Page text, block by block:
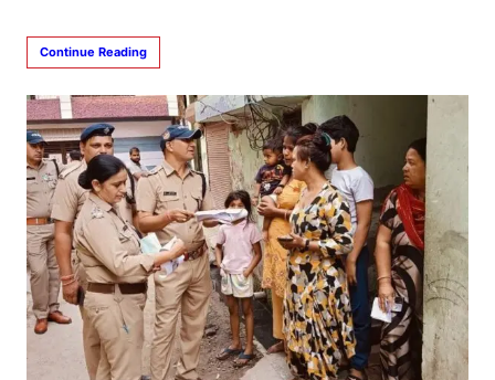
Continue Reading